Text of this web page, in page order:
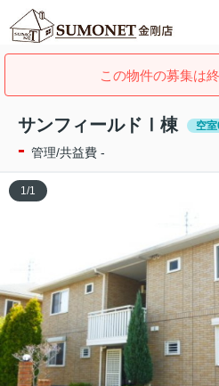
この物件の募集は
サンフィールドⅠ棟 空
- 管理/共益費 -
1/1